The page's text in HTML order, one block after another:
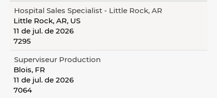
Hospital Sales Specialist - Little Rock, AR
Little Rock, AR, US
11 de jul. de 2026
7295
Superviseur Production
Blois, FR
11 de jul. de 2026
7064